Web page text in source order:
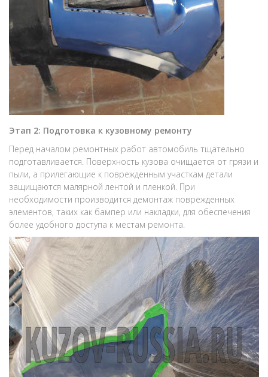
Этап 2: Подготовка к кузовному ремонту
Перед началом ремонтных работ автомобиль тщательно
подготавливается. Поверхность кузова очищается от грязи и
пыли, а прилегающие к поврежденным участкам детали
защищаются малярной лентой и пленкой. При
необходимости производится демонтаж поврежденных
элементов, таких как бампер или накладки, для обеспечения
более удобного доступа к местам ремонта.